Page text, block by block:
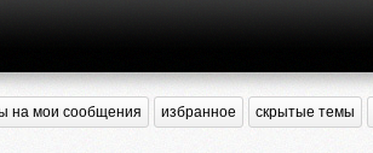
на мои сообщения избранное скрытые темы